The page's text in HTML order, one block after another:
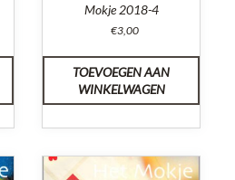
Mokje 2018-4
€3,00
TOEVOEGEN AAN
WINKELWAGEN